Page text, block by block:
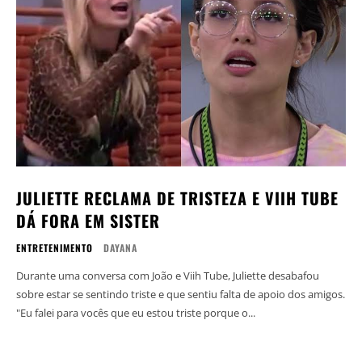
JULIETTE RECLAMA DE TRISTEZA E VIIH TUBE
DÁ FORA EM SISTER
ENTRETENIMENTO DAYANA
Durante uma conversa com João e Viih Tube, Juliette desabafou
sobre estar se sentindo triste e que sentiu falta de apoio dos amigos.
"Eu falei para vocês que eu estou triste porque o...